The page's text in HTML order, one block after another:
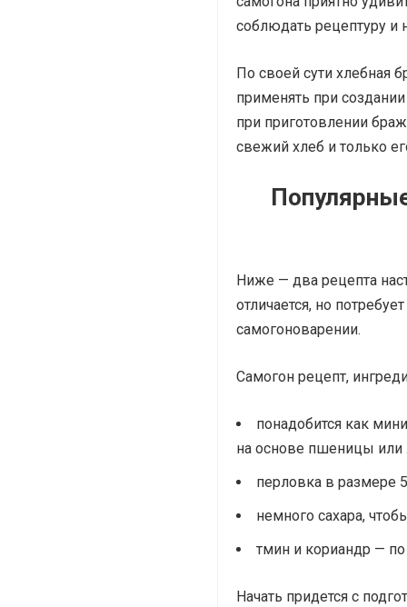
соблюдать рецептуру и
По своей сути хлебная
применять при
при приготовлении
свежий хлеб и только
Ниже — два рецепта
отличается, но
самогоноварении.
Самогон рецепт,
понадобится как
на основе пшеницы или
перловка в размере
немного сахара,
тмин и кориандр —
Начать придется с